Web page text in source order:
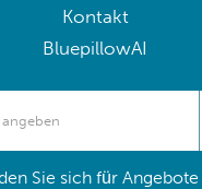
Kontakt
BluepillowAI
Sie sich für Angebote